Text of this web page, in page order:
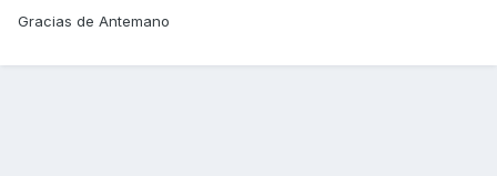
Gracias de Antemano